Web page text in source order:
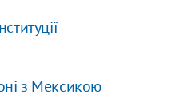
з Мексикою